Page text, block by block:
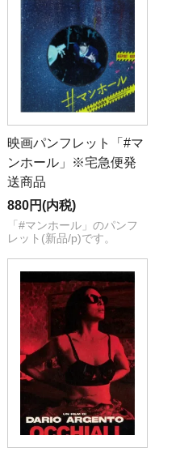
映画パンフレット「#マ
ンホール」※宅急便発
送商品
880円(内税)
「#マンホール」のパンフ
レット(新品/p)です。